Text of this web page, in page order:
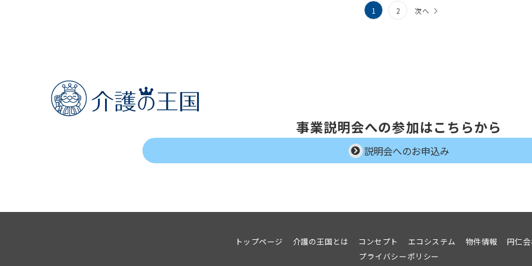
ー
ジ
1 2 次へ
事業説明会への参加はこちらから
説明会へのお申込み
トップページ 介護の王国とは コンセプト エコシステム 物件情報
円仁
プライバシーポリシー